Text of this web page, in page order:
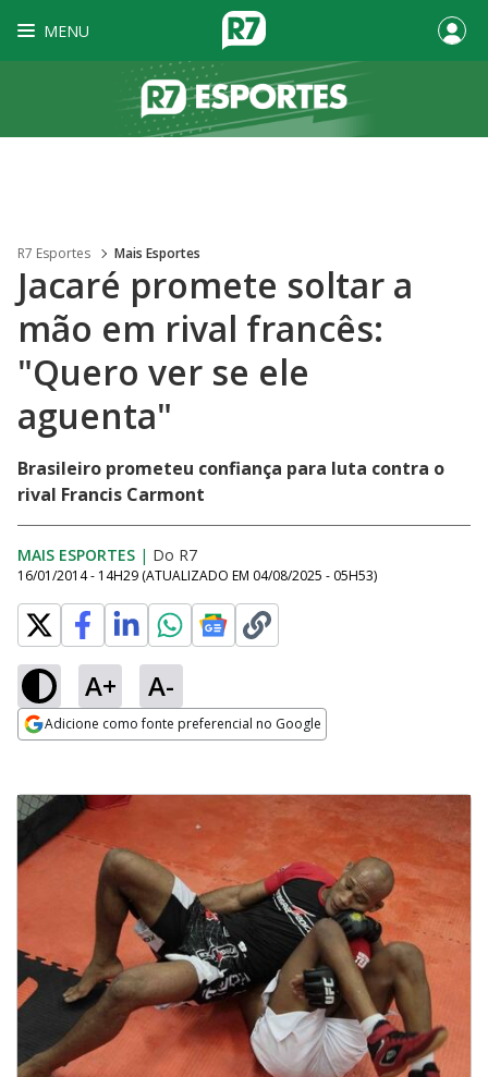
MENU
R7 Esportes Mais Esportes
Jacaré promete soltar a
mão em rival francês:
"Quero ver se ele
aguenta"
Brasileiro prometeu confiança para luta contra o
rival Francis Carmont
MAIS ESPORTES | Do R7
16/01/2014 - 14H29 (ATUALIZADO EM 04/08/2025 - 05H53)
A+ A-
Adicione como fonte preferencial no Google